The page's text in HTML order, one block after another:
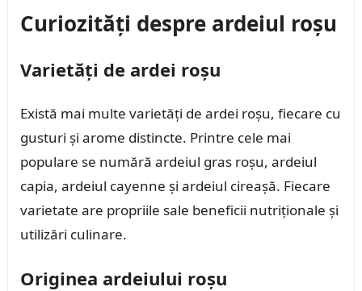
Curiozități despre ardeiul roșu
Varietăți de ardei roșu
Există mai multe varietăți de ardei roșu, fiecare cu
gusturi și arome distincte. Printre cele mai
populare se numără ardeiul gras roșu, ardeiul
capia, ardeiul cayenne și ardeiul cireașă. Fiecare
varietate are propriile sale beneficii nutriționale și
utilizări culinare.
Originea ardeiului roșu